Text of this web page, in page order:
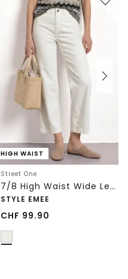
HIGH WAIST
Street One
7/8 High Waist Wide Leg Jeans im Loose Fit
STYLE EMEE
CHF 99.90